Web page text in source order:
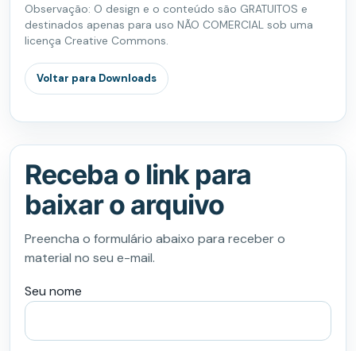
Observação: O design e o conteúdo são GRATUITOS e
destinados apenas para uso NÃO COMERCIAL sob uma
licença Creative Commons.
Voltar para Downloads
Receba o link para
baixar o arquivo
Preencha o formulário abaixo para receber o
material no seu e-mail.
Seu nome